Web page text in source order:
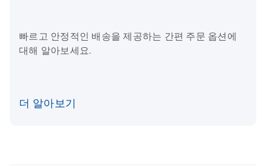
빠르고 안정적인 배송을 제공하는 간편 주문 옵션에
대해 알아보세요.
더 알아보기